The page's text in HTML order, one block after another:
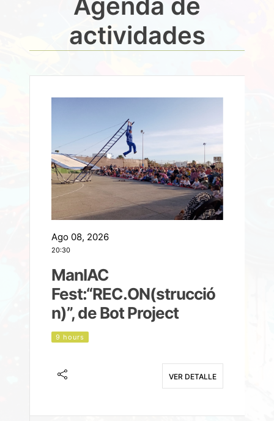
actividades
Ago 08, 2026
20:30
ManIAC
Fest:“REC.ON(strucció
n)”, de Bot Project
9 hours
VER DETALLE